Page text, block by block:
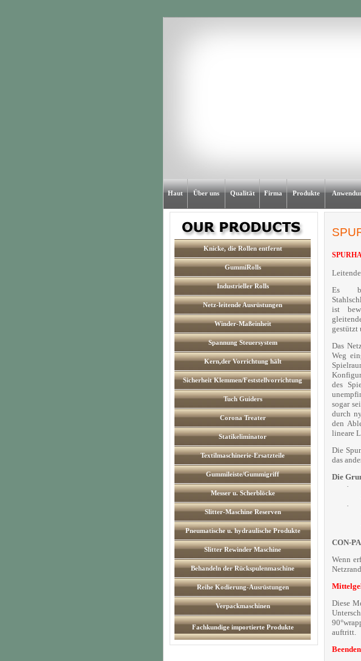
Haut Über uns Qualität Firma Produkte
Knicke, die Rollen entfernt
GummiRolls
Industrieller Rolls
Netz-leitende Ausrüstungen
Winder-Maßeinheit
Spannung Steuersystem
Kern,der Vorrichtung hält
Sicherheit Klemmen/Feststellvorrichtung
Tuch Guiders
Corona Treater
Statikeliminator
Textilmaschinerie-Ersatzteile
Gummileiste/Gummigriff
Messer u. Scherblöcke
Slitter-Maschine Reserven
Pneumatische u. hydraulische Produkte
Slitter Rewinder Maschine
Behandeln der Rückspulenmaschine
Reihe Kodierung-Ausrüstungen
Verpackmaschinen
Fachkundige importierte Produkte
Es
ist
gestützt
Das
Weg
des
sogar
durch
den
lineare
Die
das
Die
·
·
CON-
Wenn
Diese
auftritt.